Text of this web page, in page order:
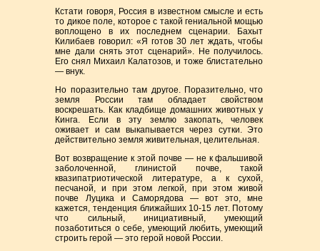
Кстати говоря, Россия в известном смысле и есть
то дикое поле, которое с такой гениальной мощью
воплощено в их последнем сценарии. Бахыт
Килибаев говорил: «Я готов 30 лет ждать, чтобы
мне дали снять этот сценарий». Не получилось.
Его снял Михаил Калатозов, и тоже блистательно
— внук.
Но поразительно там другое. Поразительно, что
земля России там обладает свойством
воскрешать. Как кладбище домашних животных у
Кинга. Если в эту землю закопать, человек
оживает и сам выкапывается через сутки. Это
действительно земля живительная, целительная.
Вот возвращение к этой почве — не к фальшивой
заболоченной, глинистой почве, такой
квазипатриотической литературе, а к сухой,
песчаной, и при этом легкой, при этом живой
почве Луцика и Саморядова — вот это, мне
кажется, тенденция ближайших 10-15 лет. Потому
что сильный, инициативный, умеющий
позаботиться о себе, умеющий любить, умеющий
строить герой — это герой новой России.